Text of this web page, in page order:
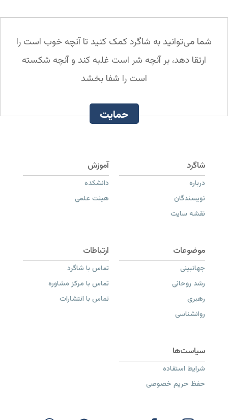
شما می‌توانید به شاگرد کمک کنید تا آنچه خوب است را
ارتقا دهد، بر آنچه شر است غلبه کند و آنچه شکسته
است را شفا بخشد
حمایت
درباره
نویسندگان
نقشه سایت
دانشکده
هیئت علمی
جهانبینی
رشد روحانی
رهبری
روانشناسی
تماس با شاگرد
تماس با مرکز مشاوره
تماس با انتشارات
شرایط استفاده
حفظ حریم خصوصی